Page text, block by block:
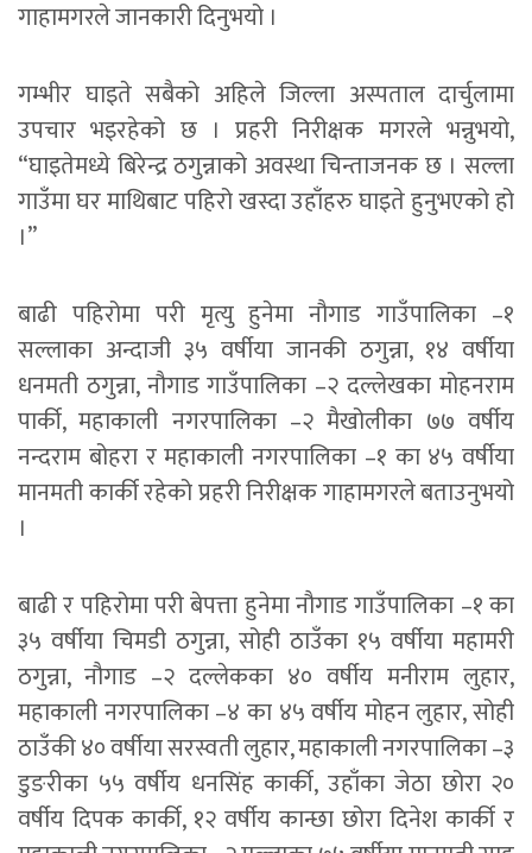
गाहामगरले जानकारी दिनुभयो ।
गम्भीर घाइते सबैको अहिले जिल्ला अस्पताल दार्चुलामा
उपचार भइरहेको छ । प्रहरी निरीक्षक मगरले भन्नुभयो,
“घाइतेमध्ये बिरेन्द्र ठगुन्नाको अवस्था चिन्ताजनक छ । सल्ला
गाउँमा घर माथिबाट पहिरो खस्दा उहाँहरु घाइते हुनुभएको हो
।”
बाढी पहिरोमा परी मृत्यु हुनेमा नौगाड गाउँपालिका –१
सल्लाका अन्दाजी ३५ वर्षीया जानकी ठगुन्ना, १४ वर्षीया
धनमती ठगुन्ना, नौगाड गाउँपालिका –२ दल्लेखका मोहनराम
पार्की, महाकाली नगरपालिका –२ मैखोलीका ७७ वर्षीय
नन्दराम बोहरा र महाकाली नगरपालिका –१ का ४५ वर्षीया
मानमती कार्की रहेको प्रहरी निरीक्षक गाहामगरले बताउनुभयो
।
बाढी र पहिरोमा परी बेपत्ता हुनेमा नौगाड गाउँपालिका –१ का
३५ वर्षीया चिमडी ठगुन्ना, सोही ठाउँका १५ वर्षीया महामरी
ठगुन्ना, नौगाड –२ दल्लेकका ४० वर्षीय मनीराम लुहार,
महाकाली नगरपालिका –४ का ४५ वर्षीय मोहन लुहार, सोही
ठाउँकी ४० वर्षीया सरस्वती लुहार, महाकाली नगरपालिका –३
डुङरीका ५५ वर्षीय धनसिंह कार्की, उहाँका जेठा छोरा २०
वर्षीय दिपक कार्की, १२ वर्षीय कान्छा छोरा दिनेश कार्की र